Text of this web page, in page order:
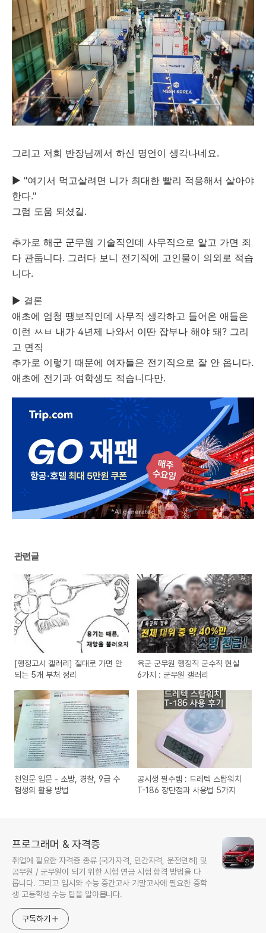
그리고 저희 반장님께서 하신 명언이 생각나네요.
▶ "여기서 먹고살려면 니가 최대한 빨리 적응해서 살아야
한다."
그럼 도움 되셨길.
추가로 해군 군무원 기술직인데 사무직으로 알고 가면 죄
다 관둡니다. 그러다 보니 전기직에 고인물이 의외로 적습
니다.
▶ 결론
애초에 엄청 땡보직인데 사무직 생각하고 들어온 애들은
이런 ㅆㅂ 내가 4년제 나와서 이딴 잡부나 해야 돼? 그리
고 면직
추가로 이렇기 때문에 여자들은 전기직으로 잘 안 옵니다.
애초에 전기과 여학생도 적습니다만.
관련글
[행정고시 갤러리] 절대로 가면 안
되는 5개 부처 정리
육군 군무원 행정직 군수직 현실
6가지 : 군무원 갤러리
천일문 입문 - 소방, 경찰, 9급 수
험생의 활용 방법
공시생 필수템 : 드레텍 스탑워치
T-186 장단점과 사용법 5가지
프로그래머 & 자격증
취업에 필요한 자격증 종류 (국가자격, 민간자격, 운전면허) 및
공무원 / 군무원이 되기 위한 시험 연금 시험 합격 방법을 다
룹니다. 그리고 입시와 수능 중간고사 기말고사에 필요한 중학
생 고등학생 수능 팁을 알아봅니다.
구독하기